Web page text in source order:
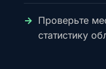
Проверьте
статистику